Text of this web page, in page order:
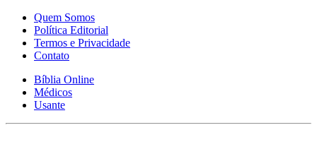
Quem Somos
Política Editorial
Termos e Privacidade
Contato
Bíblia Online
Médicos
Usante